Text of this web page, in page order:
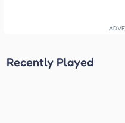
Recently Played